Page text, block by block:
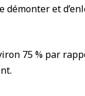
et
75 % par